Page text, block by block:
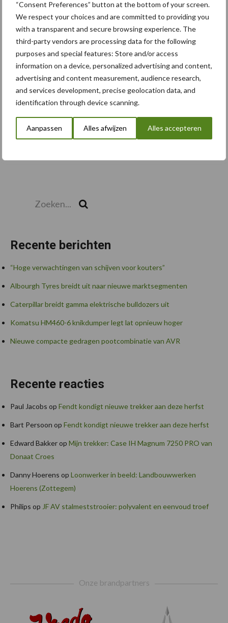
“Consent Preferences” button at the bottom of your screen.
We respect your choices and are committed to providing you
with a transparent and secure browsing experience. The
third-party vendors are processing data for the following
purposes and special features: Store and/or access
information on a device, personalized advertising and content,
advertising and content measurement, audience research,
and services development, precise geolocation data, and
identification through device scanning.
Aanpassen Alles afwijzen Alles accepteren
pootcombinatie van AVR
Recente berichten
“Hoge verwachtingen van schijven voor kouters”
Albourgh Tyres breidt uit naar nieuwe marktsegmenten
Caterpillar breidt gamma elektrische bulldozers uit
Komatsu HM460-6 knikdumper legt lat opnieuw hoger
Nieuwe compacte gedragen pootcombinatie van AVR
Recente reacties
Paul Jacobs op Fendt kondigt nieuwe trekker aan deze herfst
Bart Persoon op Fendt kondigt nieuwe trekker aan deze herfst
Edward Bakkerop Mijn trekker: Case IH Magnum 7250 PRO van
Donaat Croes
Danny Hoerens op Loonwerker in beeld: Landbouwwerken
Hoerens (Zottegem)
Philips op JF AV stalmeststrooier: polyvalent en eenvoud troef
Onze brandpartners